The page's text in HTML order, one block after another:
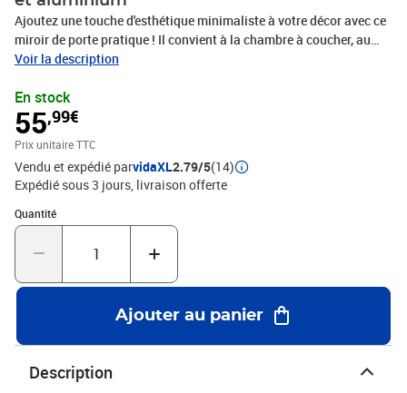
Ajoutez une touche d'esthétique minimaliste à votre décor avec ce
miroir de porte pratique ! Il convient à la chambre à coucher, au
salon, au couloir, partout où un miroir pourrait être nécessaire.
et stabilité.Hauteur réglable : les crochets de porte inclus
permettent différentes hauteurs du haut de la porte pour assurer
une vue parfaite de vous-même.Fonction d'économie d'espace : en
le plaçant sur la porte ou sur le mur, le miroir de dressing avec son
design simple et précis peut aider à économiser de l'espace.Facile
à installer : aucun assemblage requis. Grâce aux deux crochets
inclus, vous pouvez facilement suspendre le miroir mural
classique sur votre porte.Couleur : noirMatériau : aluminium,
verre, métalDimensions : 50 x 100 cm (l x H)Épaisseur du cadre :
livraison contient :1 x miroir de porte2 x crochet
Voir la description
En stock
55,99€
Prix unitaire TTC
Vendu et expédié parvidaXL2.79/5(14)
Expédié sous 3 jours livraison offerte
Quantité
Quantité : 1
Ajouter au panier
Description